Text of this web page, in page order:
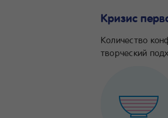
Кризис
Количество
творческий